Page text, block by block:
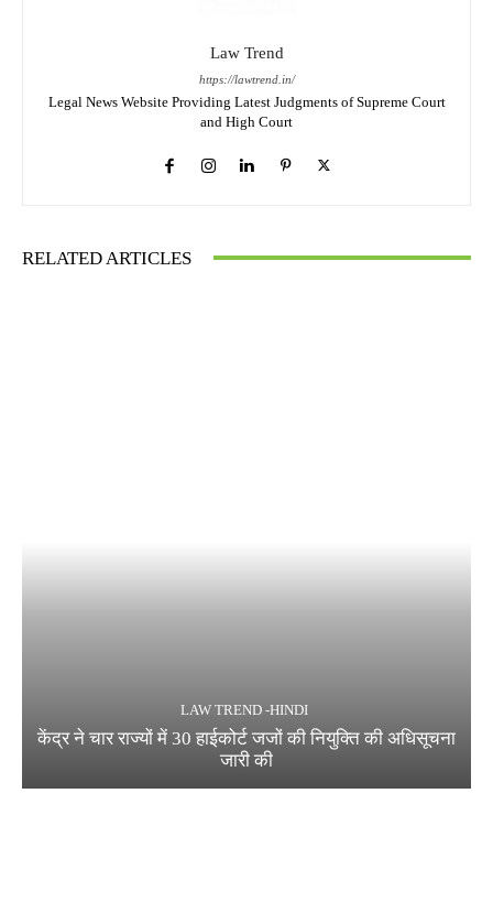
Law Trend
https://lawtrend.in/
Legal News Website Providing Latest Judgments of Supreme Court
and High Court
RELATED ARTICLES
LAW TREND -HINDI
केंद्र ने चार राज्यों में 30 हाईकोर्ट जजों की नियुक्ति की अधिसूचना
जारी की